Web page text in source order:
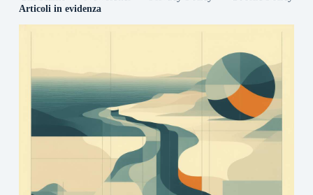
Articoli in evidenza